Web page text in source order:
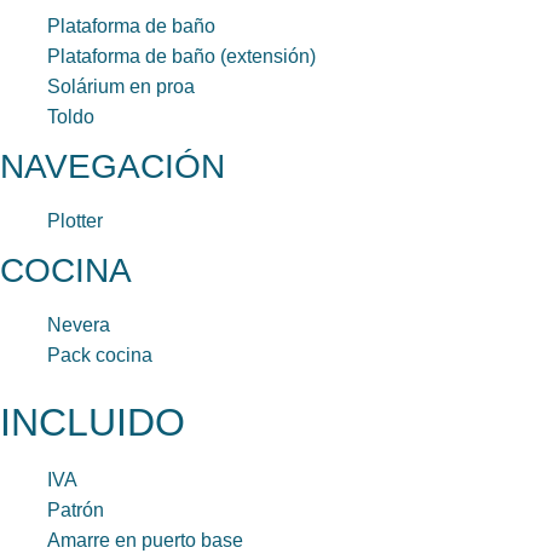
Plataforma de baño
Plataforma de baño (extensión)
Solárium en proa
Toldo
NAVEGACIÓN
Plotter
COCINA
Nevera
Pack cocina
INCLUIDO
IVA
Patrón
Amarre en puerto base